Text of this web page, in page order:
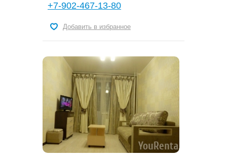
+7-902-467-13-80
Добавить в избранное